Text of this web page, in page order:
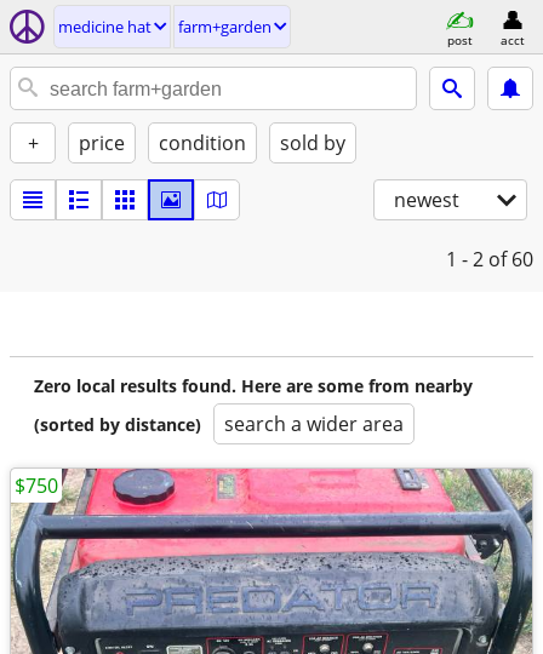
medicine hat farm+garden
post acct
+ price condition sold by
newest
1 - 2 of 60
Zero local results found. Here are some from nearby
(sorted by distance)
search a wider area
$750